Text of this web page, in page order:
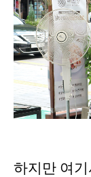
하지만 여